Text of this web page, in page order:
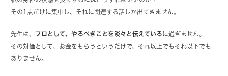
その1点だけに集中し、それに関連する話しか出てきません。
先生は、 プロとして、やるべきことを淡々と伝えているに過ぎません。
その対価として、お金をもらうというだけで、それ以上でもそれ以下でも
ありません。